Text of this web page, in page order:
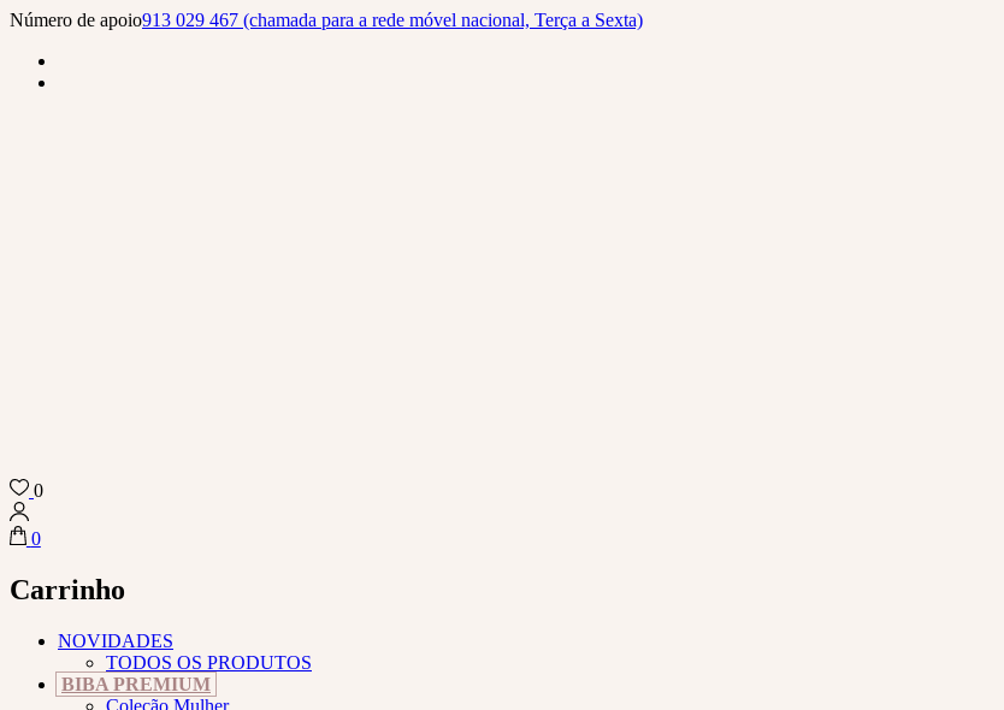
Skip
content
(Press
Número de apoio913 029 467 (chamada para a rede móvel nacional, Terça a Sexta)
Biba Concept Store
0
0
Carrinho
NOVIDADES
TODOS OS PRODUTOS
BIBA PREMIUM
Coleção Mulher